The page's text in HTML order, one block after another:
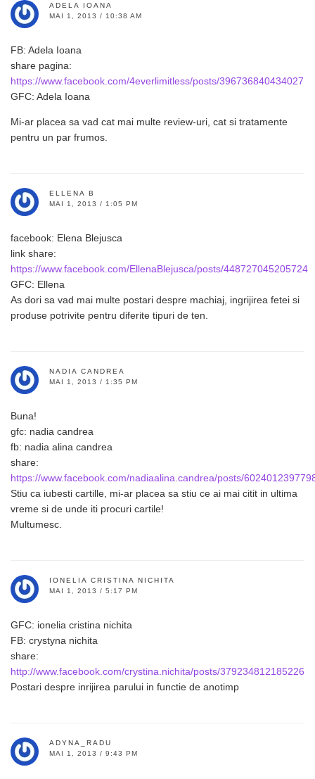
ADELA IOANA
MAI 1, 2013 / 10:38 AM
FB: Adela Ioana
share pagina:
https://www.facebook.com/4everlimitless/posts/396736840434027
GFC: Adela Ioana
Mi-ar placea sa vad cat mai multe review-uri, cat si tratamente
pentru un par frumos.
ELLENA B
MAI 1, 2013 / 1:05 PM
facebook: Elena Blejusca
link share:
https://www.facebook.com/EllenaBlejusca/posts/448727045205724
GFC: Ellena
As dori sa vad mai multe postari despre machiaj, ingrijirea fetei si
produse potrivite pentru diferite tipuri de ten.
NADIA CANDREA
MAI 1, 2013 / 1:35 PM
Buna!
gfc: nadia candrea
fb: nadia alina candrea
share:
https://www.facebook.com/nadiaalina.candrea/posts/
Stiu ca iubesti cartille, mi-ar placea sa stiu ce ai mai citit in ultima
vreme si de unde iti procuri cartile!
Multumesc.
IONELIA CRISTINA NICHITA
MAI 1, 2013 / 5:17 PM
GFC: ionelia cristina nichita
FB: crystyna nichita
share:
http://www.facebook.com/crystina.nichita/posts/379234812185226
Postari despre inrijirea parului in functie de anotimp
ADYNA_RADU
MAI 1, 2013 / 9:43 PM